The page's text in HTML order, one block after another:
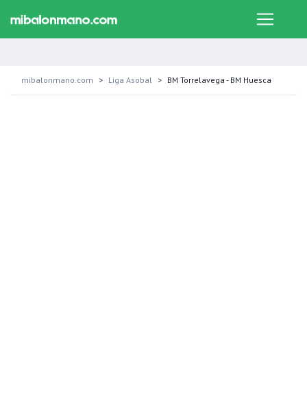
mibalonmano.com Liga Asobal BM Torrelavega - BM Huesca